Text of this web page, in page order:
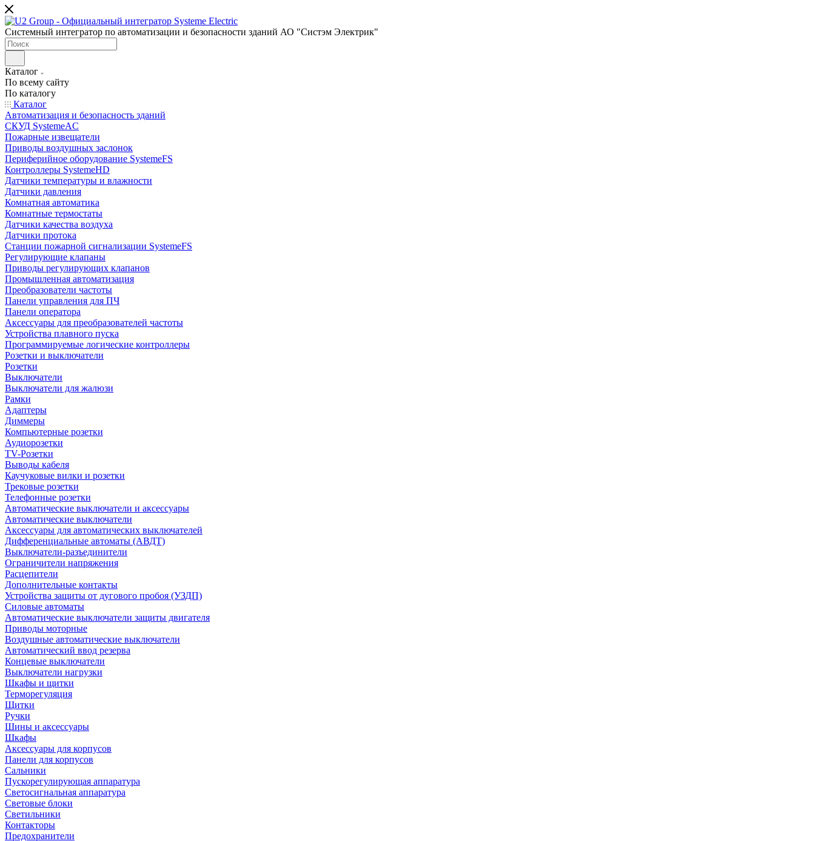
Системный интегратор по автоматизации и безопасности зданий АО "Систэм Электрик"
Каталог
По всему сайту
По каталогу
Каталог
Автоматизация и безопасность зданий
СКУД SystemeAC
Пожарные извещатели
Приводы воздушных заслонок
Периферийное оборудование SystemeFS
Контроллеры SystemeHD
Датчики температуры и влажности
Датчики давления
Комнатная автоматика
Комнатные термостаты
Датчики качества воздуха
Датчики протока
Станции пожарной сигнализации SystemeFS
Регулирующие клапаны
Приводы регулирующих клапанов
Промышленная автоматизация
Преобразователи частоты
Панели управления для ПЧ
Панели оператора
Аксессуары для преобразователей частоты
Устройства плавного пуска
Программируемые логические контроллеры
Розетки и выключатели
Розетки
Выключатели
Выключатели для жалюзи
Рамки
Адаптеры
Диммеры
Компьютерные розетки
Аудиорозетки
TV-Розетки
Выводы кабеля
Каучуковые вилки и розетки
Трековые розетки
Телефонные розетки
Автоматические выключатели и аксессуары
Автоматические выключатели
Аксессуары для автоматических выключателей
Дифференциальные автоматы (АВДТ)
Выключатели-разъединители
Ограничители напряжения
Расцепители
Дополнительные контакты
Устройства защиты от дугового пробоя (УЗДП)
Силовые автоматы
Автоматические выключатели защиты двигателя
Приводы моторные
Воздушные автоматические выключатели
Автоматический ввод резерва
Концевые выключатели
Выключатели нагрузки
Шкафы и щитки
Терморегуляция
Щитки
Ручки
Шины и аксессуары
Шкафы
Аксессуары для корпусов
Панели для корпусов
Сальники
Пускорегулирующая аппаратура
Светосигнальная аппаратура
Световые блоки
Светильники
Контакторы
Предохранители